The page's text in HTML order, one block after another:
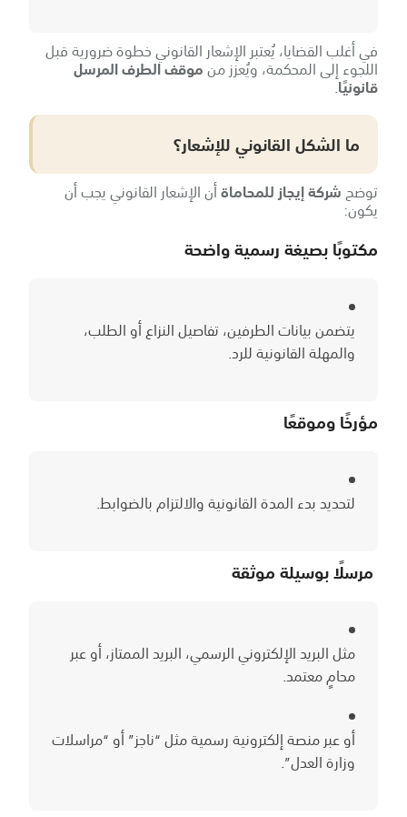
في أغلب القضايا، يُعتبر الإشعار القانوني خطوة ضرورية قبل
اللجوء إلى المحكمة، ويُعزز منموقف الطرف المرسل
قانونيًا.
ما الشكل القانوني للإشعار؟
توضحشركة إيجاز للمحاماةأن الإشعار القانوني يجب أن
يكون:
مكتوبًا بصيغة رسمية واضحة
يتضمن بيانات الطرفين، تفاصيل النزاع أو الطلب،
والمهلة القانونية للرد.
مؤرخًا وموقعًا
لتحديد بدء المدة القانونية والالتزام بالضوابط.
مرسلًا بوسيلة موثقة
مثل البريد الإلكتروني الرسمي، البريد الممتاز، أو عبر
محامٍ معتمد.
أو عبر منصة إلكترونية رسمية مثل “ناجز” أو “مراسلات
وزارة العدل”.